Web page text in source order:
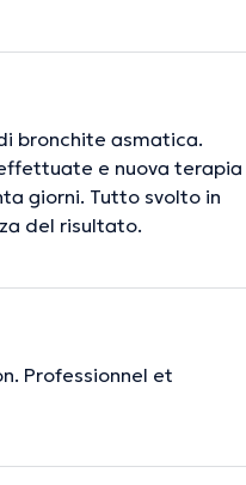
bronchite asmatica.
e nuova terapia
giorni. Tutto svolto in
del risultato.
Professionnel et